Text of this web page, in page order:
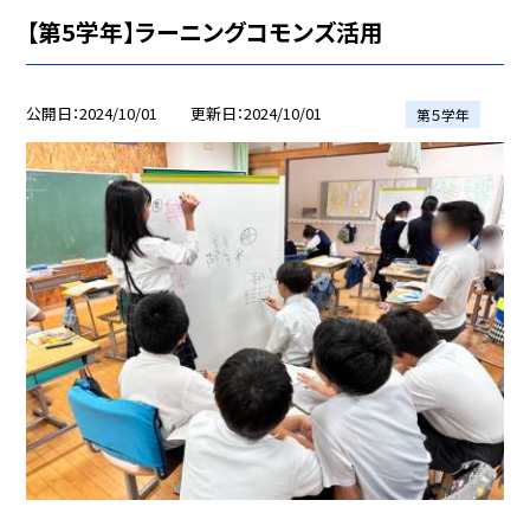
【第5学年】ラーニングコモンズ活用
公開日 2024/10/01 更新日 2024/10/01 第５学年